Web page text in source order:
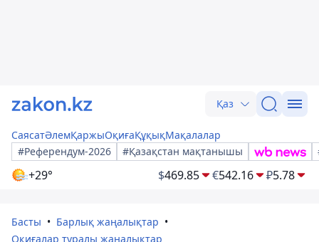
Қаз
СаясатӘлемҚаржыОқиғаҚұқықМақалалар
#Референдум-2026
#Қазақстан мақтанышы
+29° $469.85 €542.16 ₽5.78
Басты
Барлық жаңалықтар
Оқиғалар туралы жаңалықтар